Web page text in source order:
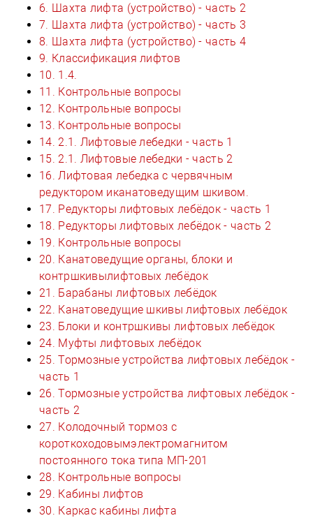
6. Шахта лифта (устройство) - часть 2
7. Шахта лифта (устройство) - часть 3
8. Шахта лифта (устройство) - часть 4
9. Классификация лифтов
10. 1.4.
11. Контрольные вопросы
12. Контрольные вопросы
13. Контрольные вопросы
14. 2.1. Лифтовые лебедки - часть 1
15. 2.1. Лифтовые лебедки - часть 2
16. Лифтовая лебедка с червячным
редуктором иканатоведущим шкивом.
17. Редукторы лифтовых лебёдок - часть 1
18. Редукторы лифтовых лебёдок - часть 2
19. Контрольные вопросы
20. Канатоведущие органы, блоки и
контршкивылифтовых лебёдок
21. Барабаны лифтовых лебёдок
22. Канатоведущие шкивы лифтовых лебёдок
23. Блоки и контршкивы лифтовых лебёдок
24. Муфты лифтовых лебёдок
25. Тормозные устройства лифтовых лебёдок -
часть 1
26. Тормозные устройства лифтовых лебёдок -
часть 2
27. Колодочный тормоз с
короткоходовымэлектромагнитом
постоянного тока типа МП-201
28. Контрольные вопросы
29. Кабины лифтов
30. Каркас кабины лифта